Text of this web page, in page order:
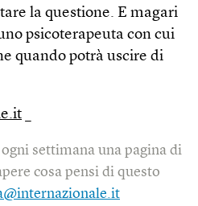
la questione. E magari
psicoterapeuta con cui
quando potrà uscire di
settimana una pagina di
cosa pensi di questo